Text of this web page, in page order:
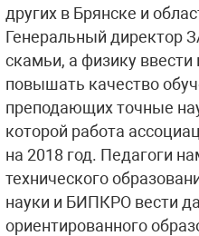
других в Брянске и
Генеральный директор
скамьи, а физику
повышать качество
преподающих точные
которой работа
на 2018 год. Педагоги
технического
науки и БИПКРО вести
ориентированного